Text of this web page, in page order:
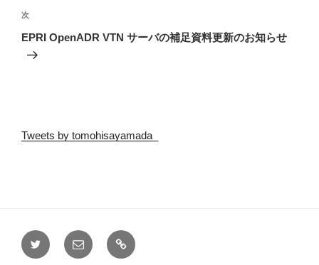
ビ
ゲ
ー
稿
次
の
次
EPRI OpenADR VTN サーバの補足資料更新のお知らせ
Tweets by tomohisayamada_
Twitter
メ
ー
ア
グ